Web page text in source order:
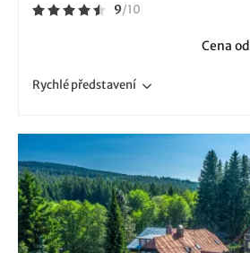
9/10
Cena od
Rychlépředstavení